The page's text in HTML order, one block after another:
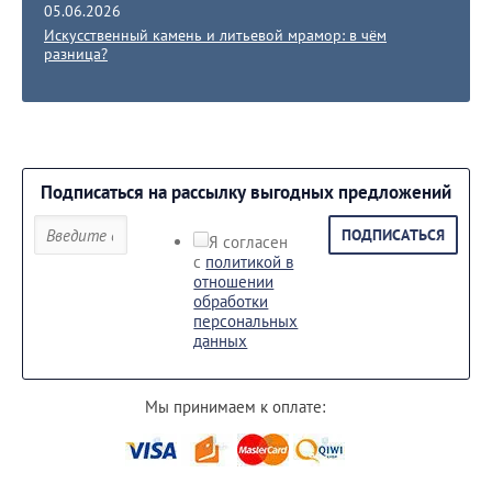
05.06.2026
Искусственный камень и литьевой мрамор: в чём
разница?
Подписаться на рассылку выгодных предложений
Я согласен
с политикой в
отношении
обработки
персональных
данных
ПОДПИСАТЬСЯ
Мы принимаем к оплате: